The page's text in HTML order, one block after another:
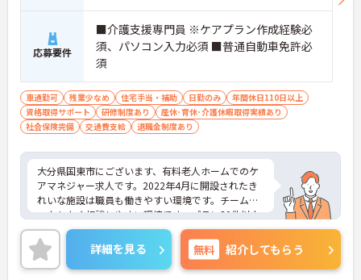
応募要件
■介護支援専門員 ※ケアプラン作成経験必
須、パソコン入力必須 ■普通自動車免許必
須
車通勤可 残業少なめ 住宅手当・補助 日勤のみ
年間休日110日以上
資格取得サポート
研修制度あり
産休･育休･介護休暇取得実績あり
社会保険完備
交通費支給 退職金制度あり
大分県国東市にございます、有料老人ホームでのケ
アマネジャー求人です。2022年4月に開設されたき
れいな施設は職員も働きやすい環境です。チームワ
ークもよく相談しやすい環境です。プラン30件以上
から手当も支給されます★
ご興味のある方には、面接対策ポイントなど、さら
に詳細をお話しいたしますのでお気軽にご相談くだ
さい！
詳細を見る 無料 紹介してもらう